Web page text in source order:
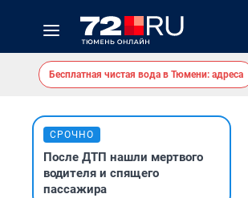
Бесплатная чистая вода в Тюмени: адреса
СРОЧНО
После ДТП нашли мертвого
водителя и спящего
пассажира